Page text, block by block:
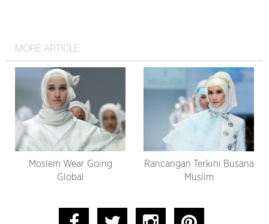
MORE ARTICLE
Moslem Wear Going
Global
Rancangan Terkini Busana
Muslim